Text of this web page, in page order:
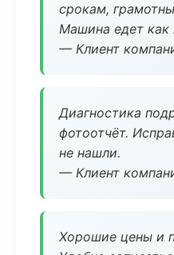
срокам,
Машина едет как
— Клиент
Диагностика
фотоотчёт.
не нашли.
— Клиент
Хорошие цены и